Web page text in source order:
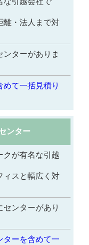
離・法人まで対
ンターがありま
て一括見積り
ンター
クが有名な引越
ィスと幅広く対
センターがあり
ターを含めて一